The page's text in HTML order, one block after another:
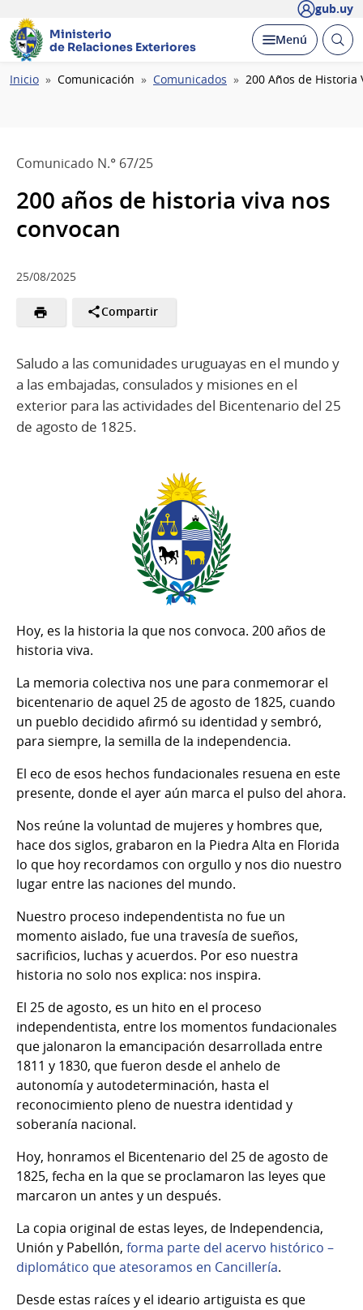
gub.uy
Ministerio
de Relaciones Exteriores
Desplegar
Menú Abrir
Ruta
Inicio Comunicación Comunicados 200 Años de Historia
Comunicado N.° 67/25
200 años de historia viva nos
convocan
25/08/2025
Compartir
Saludo a las comunidades uruguayas en el mundo y
a las embajadas, consulados y misiones en el
exterior para las actividades del Bicentenario del 25
de agosto de 1825.
Hoy, es la historia la que nos convoca. 200 años de
historia viva.
La memoria colectiva nos une para conmemorar el
bicentenario de aquel 25 de agosto de 1825, cuando
un pueblo decidido afirmó su identidad y sembró,
para siempre, la semilla de la independencia.
El eco de esos hechos fundacionales resuena en este
presente, donde el ayer aún marca el pulso del ahora.
Nos reúne la voluntad de mujeres y hombres que,
hace dos siglos, grabaron en la Piedra Alta en Florida
lo que hoy recordamos con orgullo y nos dio nuestro
lugar entre las naciones del mundo.
Nuestro proceso independentista no fue un
momento aislado, fue una travesía de sueños,
sacrificios, luchas y acuerdos. Por eso nuestra
historia no solo nos explica: nos inspira.
El 25 de agosto, es un hito en el proceso
independentista, entre los momentos fundacionales
que jalonaron la emancipación desarrollada entre
1811 y 1830, que fueron desde el anhelo de
autonomía y autodeterminación, hasta el
reconocimiento pleno de nuestra identidad y
soberanía nacional.
Hoy, honramos el Bicentenario del 25 de agosto de
1825, fecha en la que se proclamaron las leyes que
marcaron un antes y un después.
La copia original de estas leyes, de Independencia,
Unión y Pabellón, forma parte del acervo histórico –
diplomático que atesoramos en Cancillería.
Desde estas raíces y el ideario artiguista es que